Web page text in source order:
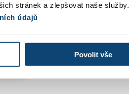
stránek a zlepšovat naše služby.
údajů
Povolit vše